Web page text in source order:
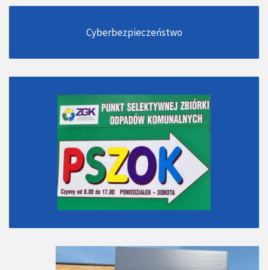
Cyberbezpieczeństwo